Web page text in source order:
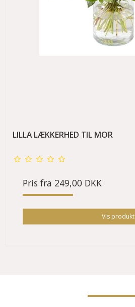
LILLA LÆKKERHED TIL MOR
Pris fra 249,00 DKK
Vis produkt